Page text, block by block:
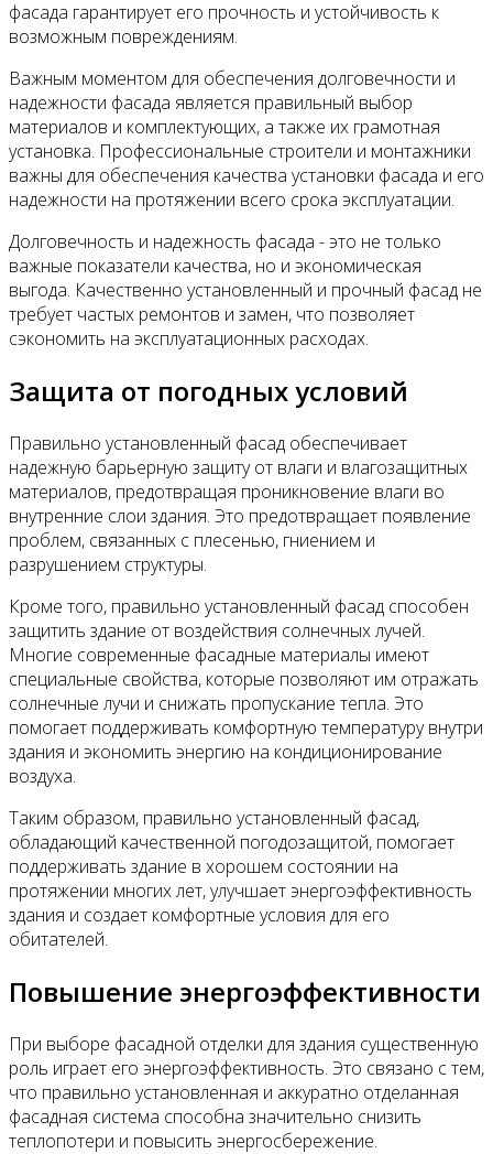
фасада гарантирует его прочность и устойчивость к
возможным повреждениям.
Важным моментом для обеспечения долговечности и
надежности фасада является правильный выбор
материалов и комплектующих, а также их грамотная
установка. Профессиональные строители и монтажники
важны для обеспечения качества установки фасада и его
надежности на протяжении всего срока эксплуатации.
Долговечность и надежность фасада - это не только
важные показатели качества, но и экономическая
выгода. Качественно установленный и прочный фасад не
требует частых ремонтов и замен, что позволяет
сэкономить на эксплуатационных расходах.
Защита от погодных условий
Правильно установленный фасад обеспечивает
надежную барьерную защиту от влаги и влагозащитных
материалов, предотвращая проникновение влаги во
внутренние слои здания. Это предотвращает появление
проблем, связанных с плесенью, гниением и
разрушением структуры.
Кроме того, правильно установленный фасад способен
защитить здание от воздействия солнечных лучей.
Многие современные фасадные материалы имеют
специальные свойства, которые позволяют им отражать
солнечные лучи и снижать пропускание тепла. Это
помогает поддерживать комфортную температуру внутри
здания и экономить энергию на кондиционирование
воздуха.
Таким образом, правильно установленный фасад,
обладающий качественной погодозащитой, помогает
поддерживать здание в хорошем состоянии на
протяжении многих лет, улучшает энергоэффективность
здания и создает комфортные условия для его
обитателей.
Повышение энергоэффективности
При выборе фасадной отделки для здания существенную
роль играет его энергоэффективность. Это связано с тем,
что правильно установленная и аккуратно отделанная
фасадная система способна значительно снизить
теплопотери и повысить энергосбережение.